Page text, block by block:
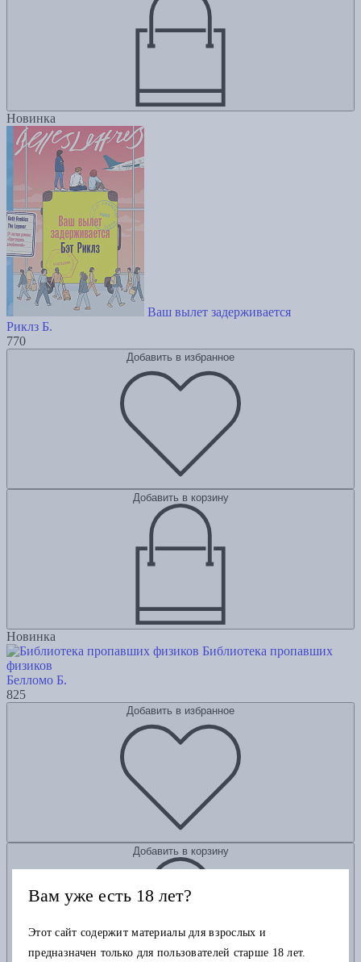
Новинка
Ваш вылет задерживается
Риклз Б.
770
Добавить в избранное
Добавить в корзину
Новинка
Библиотека пропавших
физиков
Белломо Б.
825
Добавить в избранное
Добавить в корзину
Вам уже есть 18 лет?
Этот сайт содержит материалы для взрослых и
предназначен только для пользователей старше 18 лет.